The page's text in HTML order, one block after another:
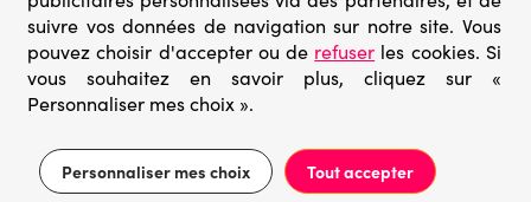
Prix conseillé 33,95€
13,58€ Ajouter au panier
› Puzzles mystères
› Prix minis
© Go-puzzle.fr 2026 – Tous droits réservés
suivre vos données de navigation sur notre site. Vous
pouvez choisir d'accepter ou de refuser les cookies. Si
vous souhaitez en savoir plus, cliquez sur «
Personnaliser mes choix ».
Personnaliser mes choix Tout accepter